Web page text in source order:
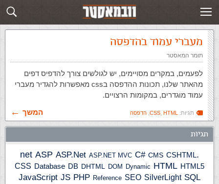
תגית: הדפסה פוסטים חדשים
מעברי עמוד בהדפסה
תומר המאסטר
לפעמים, במקרים מסויימים, יש לגולשים צורך להדפיס דפים
מהאתר שלנו, תכונות ההדפסה בcss מאפשרות להגדיר מעברי
עמוד מוגדרים, במקומות הרצויים.
תגיות: CSS HTML הדפסה המשך
תגיות
.net
ASP ASP.Net ASP.NET MVC C# CMS CSHTML
CSS Database DB DHTML DOM Dynamic HTML HTML5
JavaScript JS PHP Reference SEO SilverLight SQL